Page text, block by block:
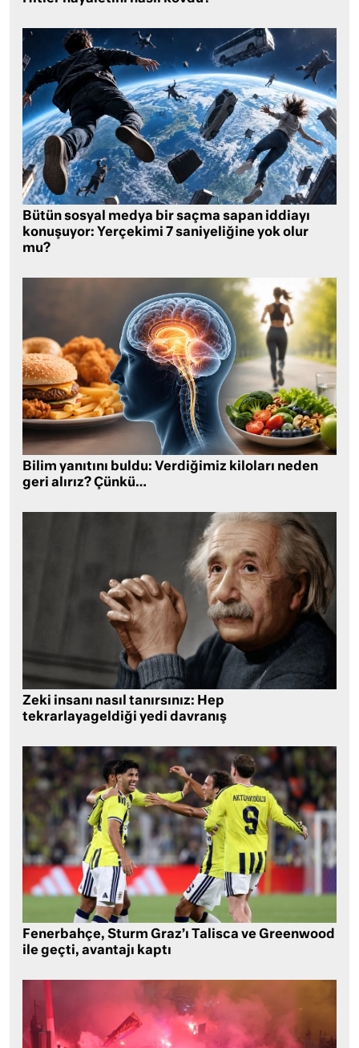
Bütün sosyal medya bir saçma sapan iddiayı
konuşuyor: Yerçekimi 7 saniyeliğine yok olur
mu?
Bilim yanıtını buldu: Verdiğimiz kiloları neden
geri alırız? Çünkü…
Zeki insanı nasıl tanırsınız: Hep
tekrarlayageldiği yedi davranış
Fenerbahçe, Sturm Graz’ı Talisca ve Greenwood
ile geçti, avantajı kaptı